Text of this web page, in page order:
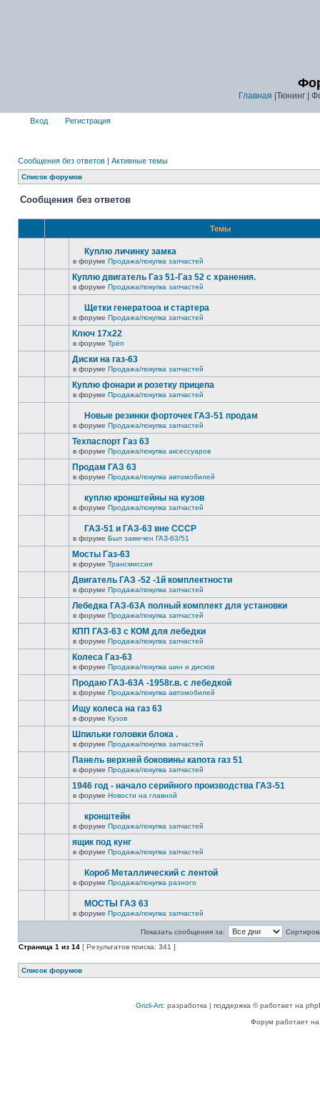
Главная |Тюнинг |
Вход Регистрация
Сообщения без ответов | Активные темы
Список форумов
Сообщения без ответов
Темы
Куплю личинку замка
в форуме Продажа/покупка запчастей
Куплю двигатель Газ 51-Газ 52 с хранения.
в форуме Продажа/покупка запчастей
Щетки генератооа и стартера
в форуме Продажа/покупка запчастей
Ключ 17х22
в форуме Трёп
Диски на газ-63
в форуме Продажа/покупка запчастей
Куплю фонари и розетку прицепа
в форуме Продажа/покупка запчастей
Новые резинки форточек ГАЗ-51 продам
в форуме Продажа/покупка запчастей
Техпаспорт Газ 63
в форуме Продажа/покупка аксессуаров
Продам ГАЗ 63
в форуме Продажа/покупка автомобилей
куплю кронштейны на кузов
в форуме Продажа/покупка запчастей
ГАЗ-51 и ГАЗ-63 вне СССР
в форуме Был замечен ГАЗ-63/51
Мосты Газ-63
в форуме Трансмиссия
Двигатель ГАЗ -52 -1й комплектности
в форуме Продажа/покупка запчастей
Лебедка ГАЗ-63А полный комплект для установки
в форуме Продажа/покупка запчастей
КПП ГАЗ-63 с КОМ для лебедки
в форуме Продажа/покупка запчастей
Колеса Газ-63
в форуме Продажа/покупка шин и дисков
Продаю ГАЗ-63А -1958г.в. с лебедкой
в форуме Продажа/покупка автомобилей
Ищу колеса на газ 63
в форуме Кузов
Шпильки головки блока .
в форуме Продажа/покупка запчастей
Панель верхней боковины капота газ 51
в форуме Продажа/покупка запчастей
1946 год - начало серийного производства ГАЗ-51
в форуме Новости на главной
кронштейн
в форуме Продажа/покупка запчастей
ящик под кунг
в форуме Продажа/покупка запчастей
Короб Металлический с лентой
в форуме Продажа/покупка разного
МОСТЫ ГАЗ 63
в форуме Продажа/покупка запчастей
Показать сообщения за:
Страница 1 из 14 [ Результатов поиска: 341 ]
Список форумов
Grizli-Art: разработка | поддержка © работает на
Форум работает